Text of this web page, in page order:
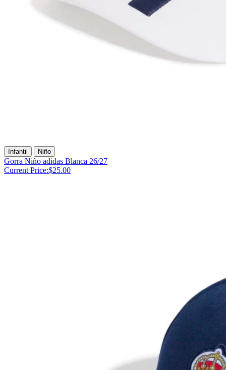
Infantil Niño
Gorra Niño adidas Blanca 26/27
Current Price:$25.00